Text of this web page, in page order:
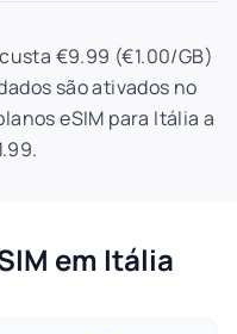
€9.99 (€1.00/GB)
são ativados no
eSIM para Itália a
em Itália